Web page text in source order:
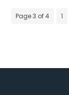
Page 3 of 4 1